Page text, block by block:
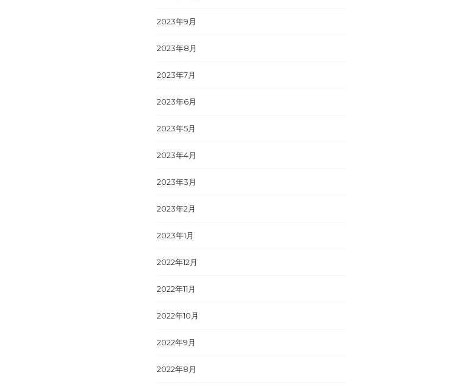
2023年9月
2023年8月
2023年7月
2023年6月
2023年5月
2023年4月
2023年3月
2023年2月
2023年1月
2022年12月
2022年11月
2022年10月
2022年9月
2022年8月